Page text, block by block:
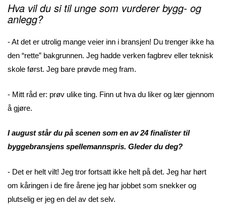
Hva vil du si til unge som vurderer bygg- og
anlegg?
- At det er utrolig mange veier inn i bransjen! Du trenger ikke ha
den “rette” bakgrunnen. Jeg hadde verken fagbrev eller teknisk
skole først. Jeg bare prøvde meg fram.
- Mitt råd er: prøv ulike ting. Finn ut hva du liker og lær gjennom
å gjøre.
I august står du på scenen som en av 24 finalister til
byggebransjens spellemannspris. Gleder du deg?
- Det er helt vilt! Jeg tror fortsatt ikke helt på det. Jeg har hørt
om kåringen i de fire årene jeg har jobbet som snekker og
plutselig er jeg en del av det selv.